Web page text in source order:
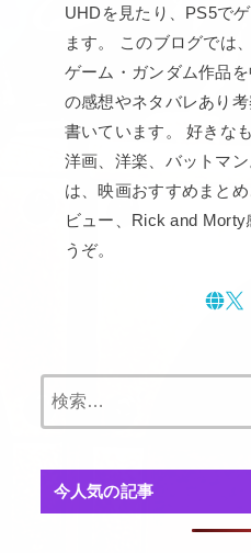
UHDを見たり、PS5で
ます。 このブログでは
ゲーム・ガンダム作品
の感想やネタバレあり
書いています。 好きな
洋画、洋楽、バットマ
は、映画おすすめまと
ビュー、Rick and
うぞ。
今人気の記事